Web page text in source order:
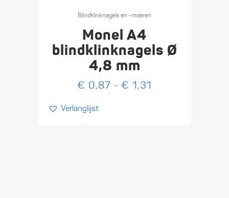
meerdere
variaties.
gekozen
Blind­klink­nagels en -moeren
Monel A4
blindklink­nagels Ø
4,8 mm
€ 0,87 - € 1,31
Verlanglijst